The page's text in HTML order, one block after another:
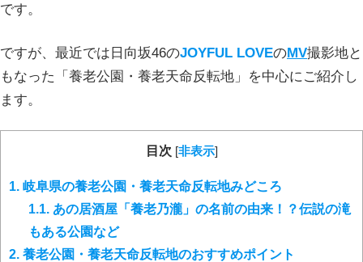
です。
ですが、最近では日向坂46のJOYFUL LOVEのMV撮影地と
もなった「養老公園・養老天命反転地」を中心にご紹介し
ます。
目次 [非表示]
1. 岐阜県の養老公園・養老天命反転地みどころ
1.1. あの居酒屋「養老乃瀧」の名前の由来！？伝説の滝
もある公園など
2. 養老公園・養老天命反転地のおすすめポイント